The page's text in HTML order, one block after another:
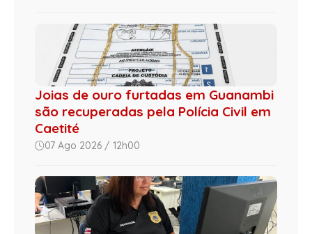
Joias de ouro furtadas em Guanambi
são recuperadas pela Polícia Civil em
Caetité
07 Ago 2026 / 12h00